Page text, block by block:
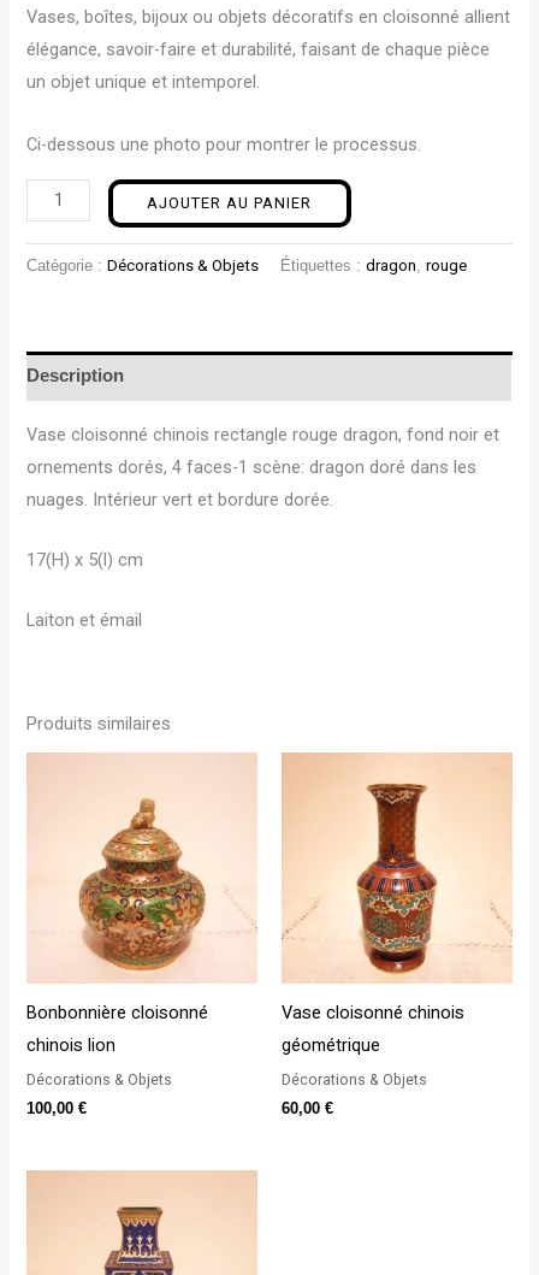
Vases, boîtes, bijoux ou objets décoratifs en cloisonné allient
élégance, savoir-faire et durabilité, faisant de chaque pièce
un objet unique et intemporel.
Ci-dessous une photo pour montrer le processus.
AJOUTER AU PANIER
Catégorie :Décorations & Objets Étiquettes :dragon,rouge
Description
Vase cloisonné chinois rectangle rouge dragon, fond noir et
ornements dorés, 4 faces-1 scène: dragon doré dans les
nuages. Intérieur vert et bordure dorée.
17(H) x 5(l) cm
Laiton et émail
Produits similaires
Bonbonnière cloisonné
chinois lion
Décorations & Objets
100,00€
Vase cloisonné chinois
géométrique
Décorations & Objets
60,00 €